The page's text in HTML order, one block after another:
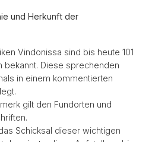
und Herkunft der
Vindonissa sind bis heute 101
bekannt. Diese sprechenden
in einem kommentierten
gilt den Fundorten und
Schicksal dieser wichtigen